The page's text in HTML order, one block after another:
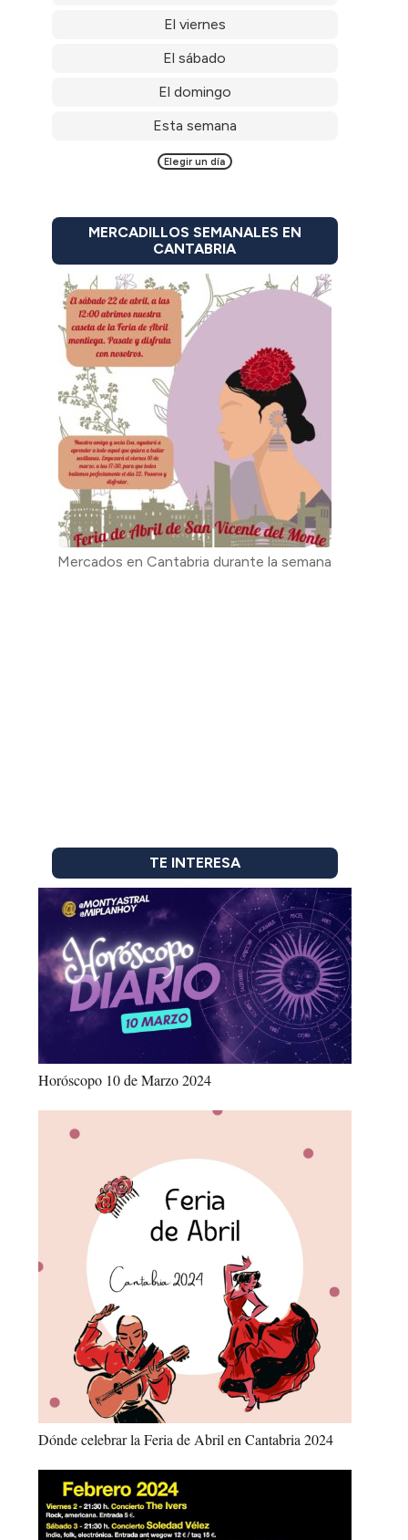
El viernes
El sábado
El domingo
Esta semana
Elegir un día
MERCADILLOS SEMANALES EN
CANTABRIA
Mercados en Cantabria durante la semana
TE INTERESA
Horóscopo 10 de Marzo 2024
Dónde celebrar la Feria de Abril en Cantabria 2024